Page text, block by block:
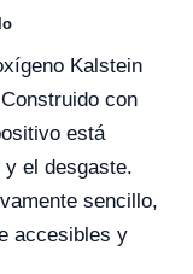
Kalstein
con
está
el desgaste.
sencillo,
accesibles y